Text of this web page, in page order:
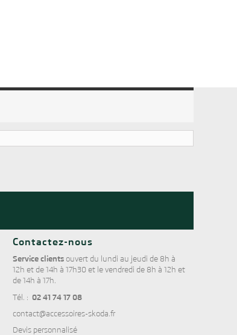
Contactez-nous
Service clients ouvert du lundi au jeudi de 8h à
12h et de 14h à 17h30 et le vendredi de 8h à 12h et
de 14h à 17h.
Tél. : 02 41 74 17 08
contact@accessoires-skoda.fr
Devis personnalisé